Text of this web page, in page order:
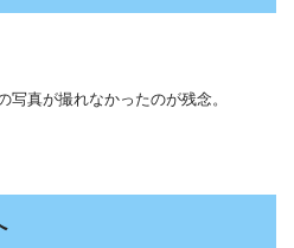
写真が撮れなかったのが残念。